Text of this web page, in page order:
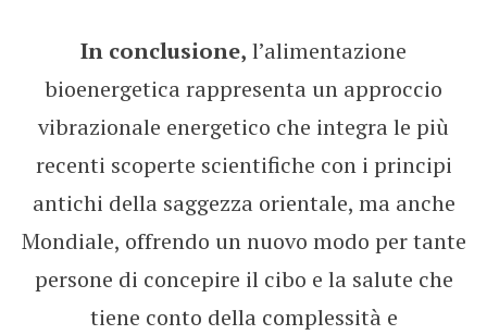
In conclusione, l’alimentazione
bioenergetica rappresenta un approccio
vibrazionale energetico che integra le più
recenti scoperte scientifiche con i principi
antichi della saggezza orientale, ma anche
Mondiale, offrendo un nuovo modo per tante
persone di concepire il cibo e la salute che
tiene conto della complessità e